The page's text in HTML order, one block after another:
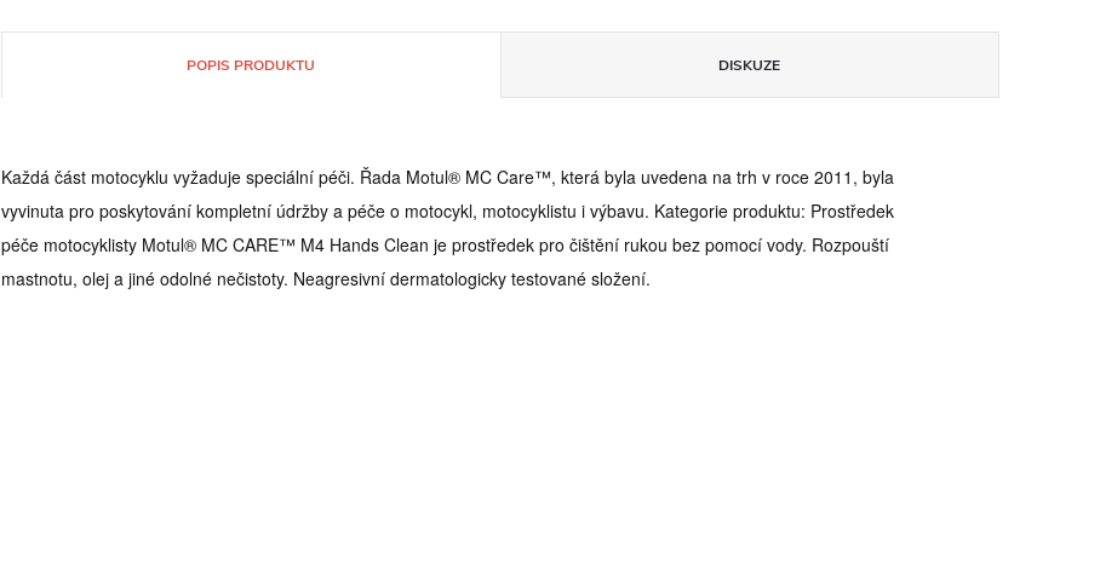
POPIS PRODUKTU DISKUZE
Každá část motocyklu vyžaduje speciální péči. Řada Motul® MC Care™, která byla uvedena na trh v roce 2011, byla
vyvinuta pro poskytování kompletní údržby a péče o motocykl, motocyklistu i výbavu. Kategorie produktu: Prostředek
péče motocyklisty Motul® MC CARE™ M4 Hands Clean je prostředek pro čištění rukou bez pomocí vody. Rozpouští
mastnotu, olej a jiné odolné nečistoty. Neagresivní dermatologicky testované složení.